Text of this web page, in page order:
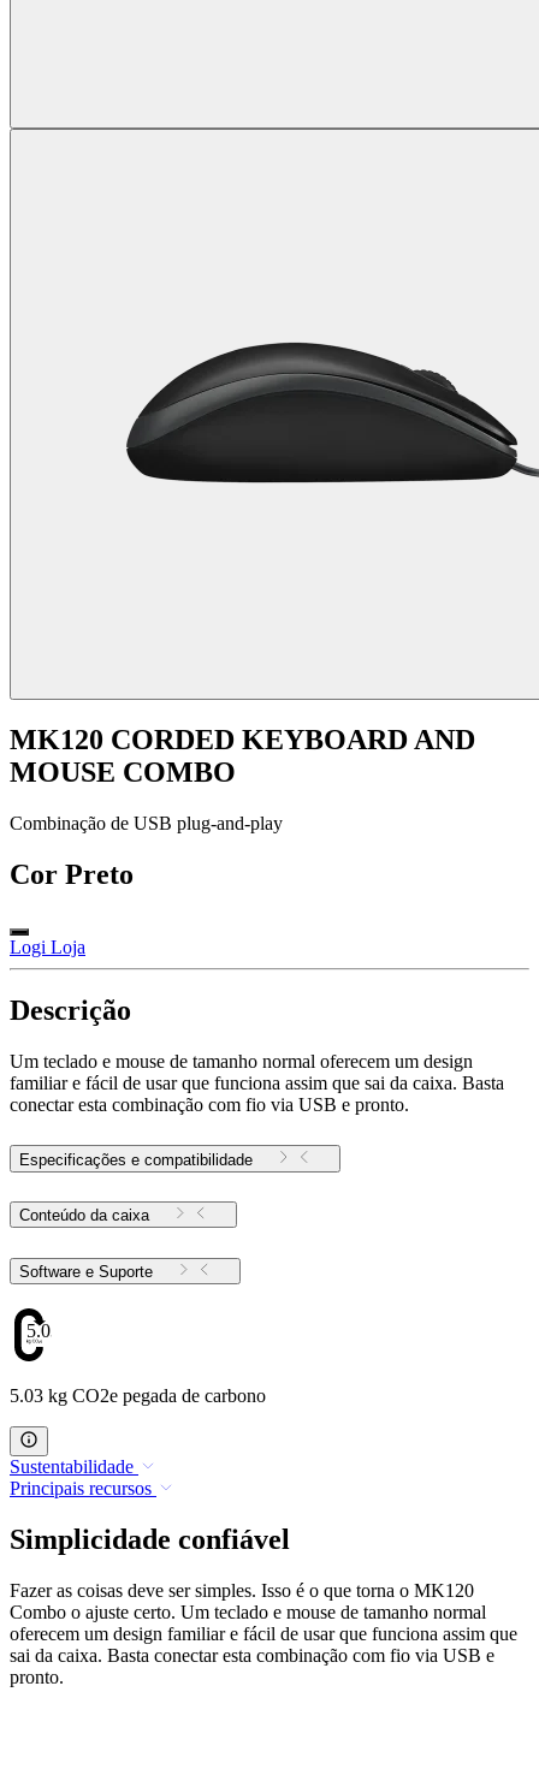
MK120 CORDED KEYBOARD AND
MOUSE COMBO
Combinação de USB plug-and-play
Cor Preto
Logi Loja
Descrição
Um teclado e mouse de tamanho normal oferecem um design
familiar e fácil de usar que funciona assim que sai da caixa. Basta
conectar esta combinação com fio via USB e pronto.
Especificações e compatibilidade
Conteúdo da caixa
Software e Suporte
5.03
5.03 kg CO2e pegada de carbono
Sustentabilidade
Principais recursos
Simplicidade confiável
Fazer as coisas deve ser simples. Isso é o que torna o MK120
Combo o ajuste certo. Um teclado e mouse de tamanho normal
oferecem um design familiar e fácil de usar que funciona assim que
sai da caixa. Basta conectar esta combinação com fio via USB e
pronto.